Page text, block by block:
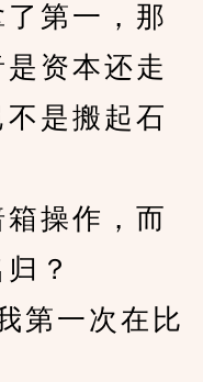
第一，那
资本还走
是搬起石
操作，而
？
一次在比